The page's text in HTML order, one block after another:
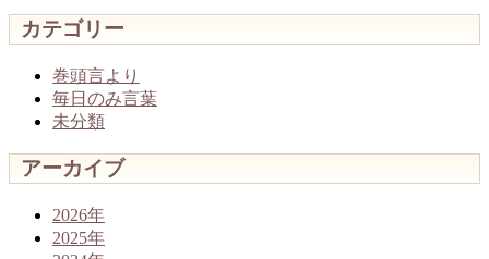
カテゴリー
巻頭言より
毎日のみ言葉
未分類
アーカイブ
2026年
2025年